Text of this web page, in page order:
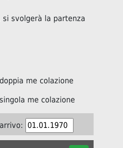
svolgerà la partenza
me colazione
me colazione
arrivo: